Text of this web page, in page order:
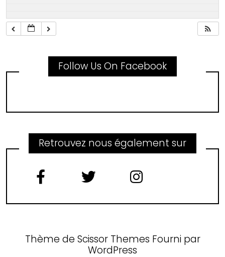
Follow Us On Facebook
Retrouvez nous également sur
Thème de Scissor Themes Fourni par
WordPress